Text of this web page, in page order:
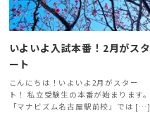
いよいよ入試本番！2月がスタ
ート
こんにちは！いよいよ2月がスター
ト！ 私立受験生の本番が始まります。
「マナビズム名古屋駅前校」では […]